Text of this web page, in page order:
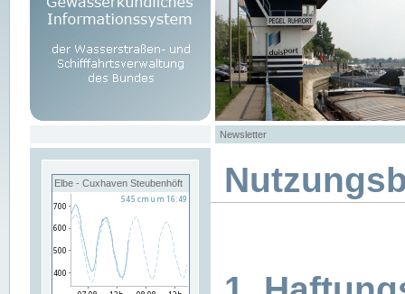
Newsletter
Elbe - Cuxhaven Steubenhöft